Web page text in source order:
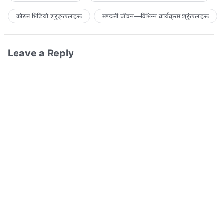
कोरल भिडियो श्रृङ्खलाहरू मण्डली जीवन—विभिन्‍न कार्यक्रम श्रृंखलाहरू
Leave a Reply